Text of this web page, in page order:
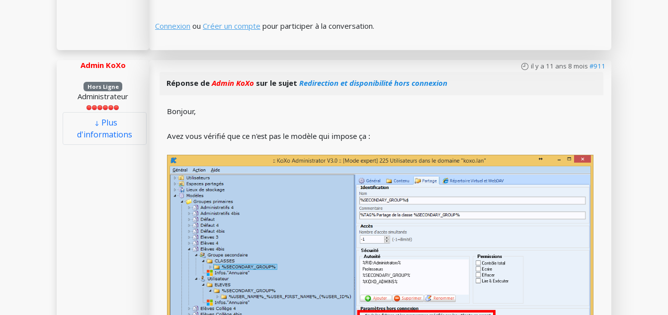
Connexion ou Créer un compte pour participer à la conversation.
Admin KoXo
Hors Ligne
Administrateur
Plus
d'informations
il y a 11 ans 8 mois #911
Réponse deAdmin KoXo sur le sujet Redirection et disponibilité hors connexion
Bonjour,
Avez vous vérifié que ce n'est pas le modèle qui impose ça :